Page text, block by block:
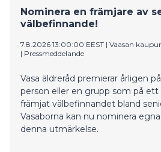
Nominera en främjare av
välbefinnande!
7.8.2026 13:00:00 EEST | Vaasan
| Pressmeddelande
Vasa äldreråd premierar årligen
person eller en grupp som på
främjat välbefinnandet bland
Vasaborna kan nu nominera
denna utmärkelse.